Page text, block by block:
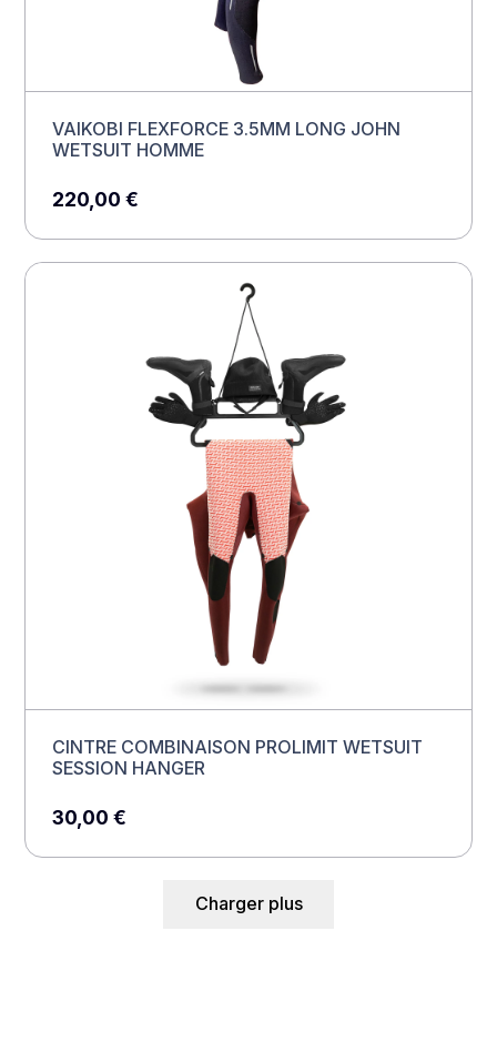
VAIKOBI FLEXFORCE 3.5MM LONG JOHN
WETSUIT HOMME
220,00€
CINTRE COMBINAISON PROLIMIT WETSUIT
SESSION HANGER
30,00€
Charger plus